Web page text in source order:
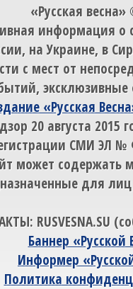
«Русская
информация о
на Украине, в
с мест от
«Русская
20 августа 2015
СМИ ЭЛ №
может содержать
для
RUSVESNA.SU
Баннер «Русской
Информер
Политика